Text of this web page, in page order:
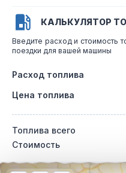
КАЛЬКУЛЯТОР
Введите расход и стоимость
поездки для вашей машины
Расход топлива
Цена топлива
Топлива всего
Стоимость
Интерактивная карта